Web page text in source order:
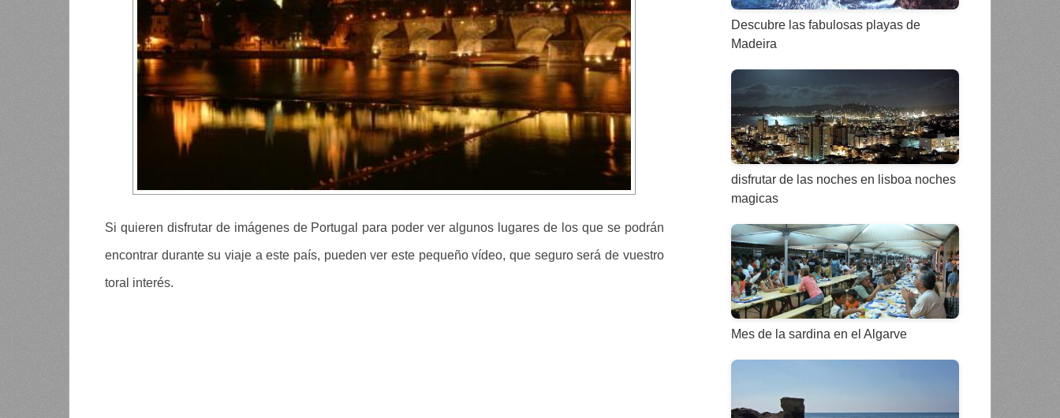
Si quieren disfrutar de imágenes de Portugal para poder ver algunos lugares de los que se podrán
encontrar durante su viaje a este país, pueden ver este pequeño vídeo, que seguro será de vuestro
toral interés.
Descubre las fabulosas playas de
Madeira
disfrutar de las noches en lisboa noches
magicas
Mes de la sardina en el Algarve